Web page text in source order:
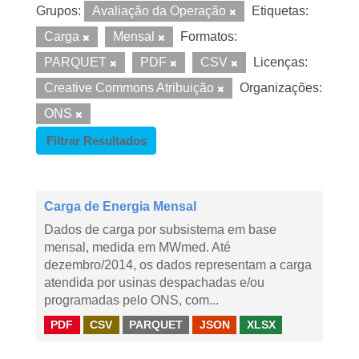
Grupos: Avaliação da Operação
Etiquetas:
Carga
Mensal
Formatos:
PARQUET
PDF CSV
Licenças:
Creative Commons Atribuição
Organizações:
ONS
Filtrar Resultados
Carga de Energia Mensal
Dados de carga por subsistema em base
mensal, medida em MWmed. Até
dezembro/2014, os dados representam a carga
atendida por usinas despachadas e/ou
programadas pelo ONS, com...
PDF CSV PARQUET JSON XLSX